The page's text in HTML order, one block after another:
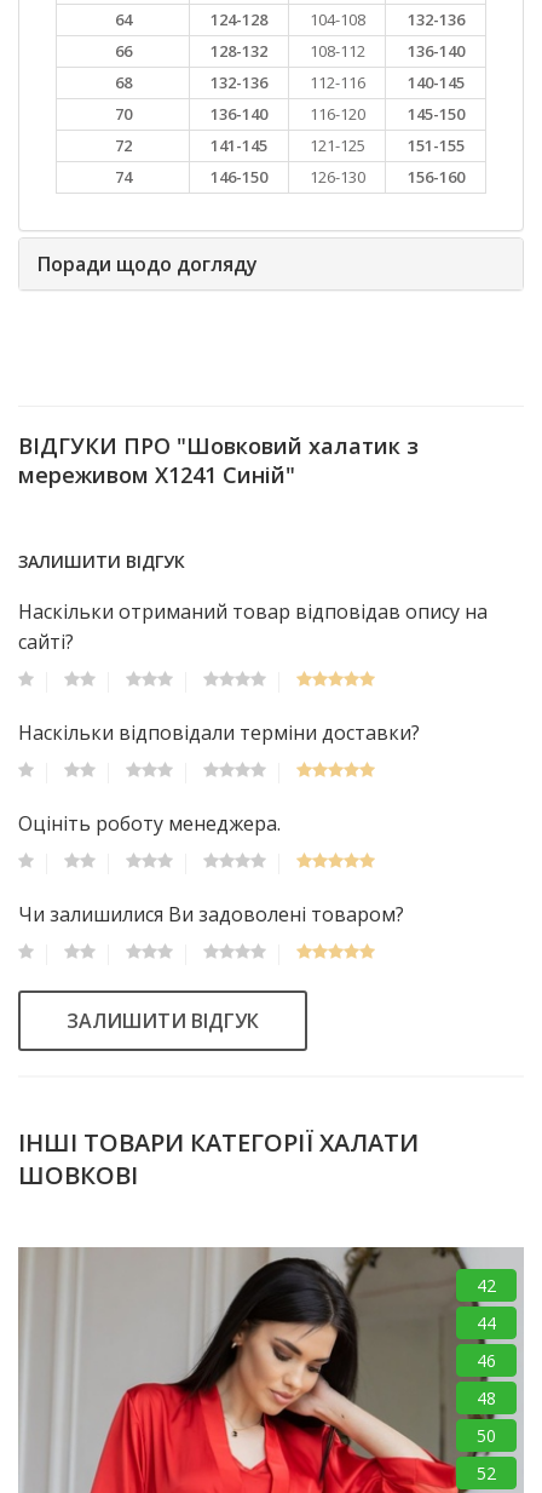
64
124-128 104-108
132-136
66
128-132 108-112
136-140
68
132-136 112-116
140-145
70
136-140 116-120
145-150
72
141-145 121-125
151-155
74
146-150 126-130 156-160
Поради щодо догляду
ВІДГУКИ ПРО "Шовковий халатик з
мереживом Х1241 Синій"
ЗАЛИШИТИ ВІДГУК
Наскільки отриманий товар відповідав опису на
сайті?
Наскільки відповідали терміни доставки?
Оцініть роботу менеджера.
Чи залишилися Ви задоволені товаром?
ЗАЛИШИТИ ВІДГУК
ІНШІ ТОВАРИ КАТЕГОРІЇ ХАЛАТИ
ШОВКОВІ
42
44
46
48
50
52